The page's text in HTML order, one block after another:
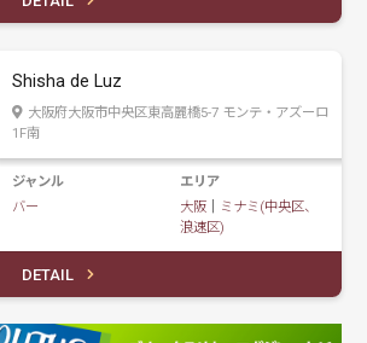
Shisha de Luz
大阪府大阪市中央区東高麗橋5-7 モンテ・アズーロ
1F南
ジャンル
バー
エリア
大阪｜
ミナミ(中央区、
浪速区)
DETAIL